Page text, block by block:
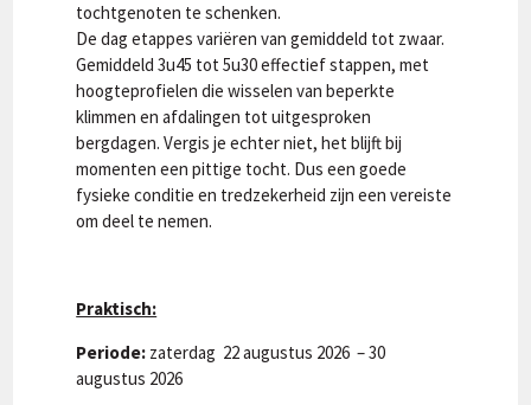
tochtgenoten te schenken.
De dag etappes variëren van gemiddeld tot zwaar.
Gemiddeld 3u45 tot 5u30 effectief stappen, met
hoogteprofielen die wisselen van beperkte
klimmen en afdalingen tot uitgesproken
bergdagen. Vergis je echter niet, het blijft bij
momenten een pittige tocht. Dus een goede
fysieke conditie en tredzekerheid zijn een vereiste
om deel te nemen.
Praktisch:
Periode: zaterdag 22 augustus 2026 – 30
augustus 2026